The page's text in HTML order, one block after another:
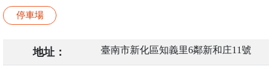
停車場
地址： 臺南市新化區知義里6鄰新和庄11號